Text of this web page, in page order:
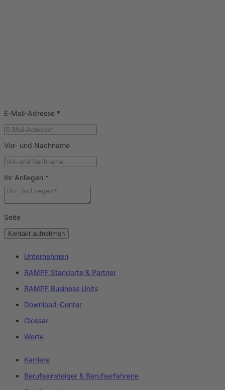
E-Mail-Adresse *
Vor- und Nachname
Ihr Anliegen *
Seite
Kontakt aufnehmen
Unternehmen
RAMPF Standorte & Partner
RAMPF Business Units
Download-Center
Glossar
Werte
Karriere
Berufseinsteiger & Berufserfahrene